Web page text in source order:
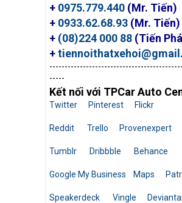
+ 0975.779.440 (Mr. Tiến)
+ 0933.62.68.93 (Mr. Tiến)
+ (08)224 000 88 (Tiến
+
-----
Kết nối với TPCar Auto
Twitter Pinterest Flickr
Reddit Trello Provenexpert
Tumblr Dribbble Behance
Google My Business Maps
Speakerdeck Vingle